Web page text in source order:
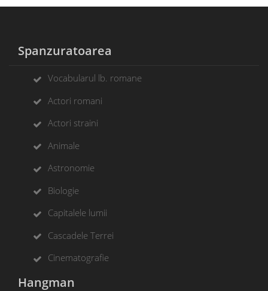
Spanzuratoarea
Vocabularul lb. romane
Actori romani
Actori straini
Animale
Astronomie
Biologie
Capitalele lumii
Cascadele Terrei
Cinematografie
Hangman